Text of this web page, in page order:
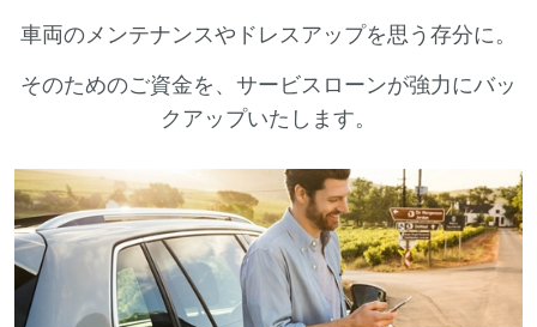
車両のメンテナンスやドレスアップを思う存分に。
そのためのご資金を、サービスローンが強力にバッ
クアップいたします。